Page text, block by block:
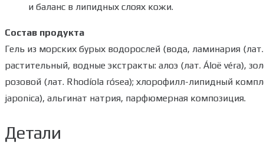
и баланс в липидных слоях кожи.
Состав продукта
Гель из морских бурых водорослей (вода, ламинария
растительный, водные экстракты: алоэ (лат. Áloë véra),
розовой (лат. Rhodíola rósea); хлорофилл-липидный
japonica), альгинат натрия, парфюмерная композиция.
Детали